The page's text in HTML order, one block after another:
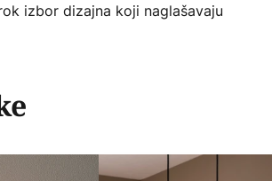
izbor dizajna koji naglašavaju